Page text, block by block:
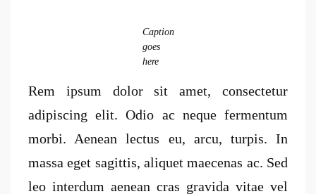
Caption
goes
here
Rem ipsum dolor sit amet, consectetur
adipiscing elit. Odio ac neque fermentum
morbi. Aenean lectus eu, arcu, turpis. In
massa eget sagittis, aliquet maecenas ac. Sed
leo interdum aenean cras gravida vitae vel